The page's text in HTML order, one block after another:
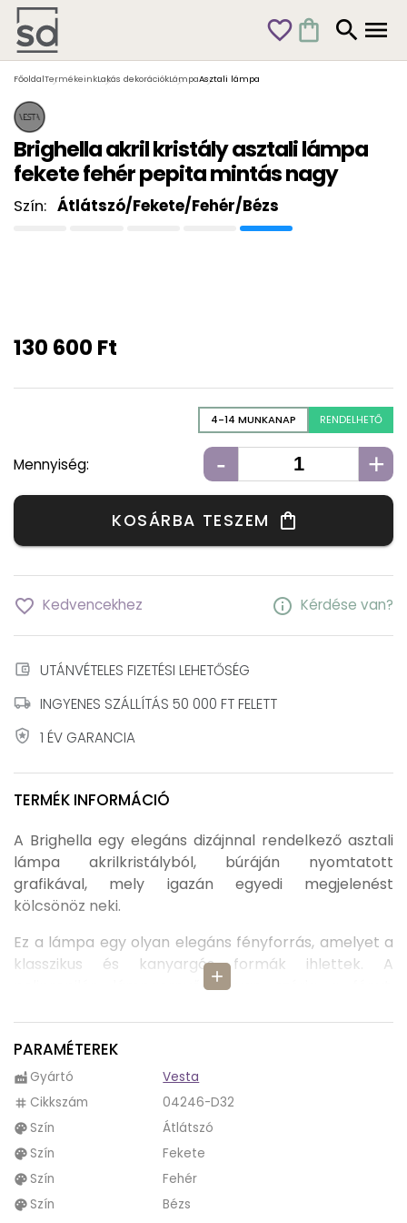
favorite_outline shopping_bag search menu
FőoldalTermékeinkLakás dekorációkLámpaAsztali lámpa
Brighella akril kristály asztali lámpa
fekete fehér pepita mintás nagy
130 600 Ft
Szín: Átlátszó/Fekete/Fehér/Bézs
4-14 MUNKANAP RENDELHETŐ
Mennyiség: - +
KOSÁRBA TESZEM shopping_bag
favorite_border Kedvencekhez info Kérdése van?
account_balance_wallet UTÁNVÉTELES FIZETÉSI LEHETŐSÉG
local_shipping INGYENES SZÁLLÍTÁS 50 000 FT FELETT
local_police 1 ÉV GARANCIA
TERMÉK INFORMÁCIÓ
add
A Brighella egy elegáns dizájnnal rendelkező asztali
lámpa akrilkristályból, búráján nyomtatott
grafikával, mely igazán egyedi megjelenést
kölcsönöz neki.
Ez a lámpa egy olyan elegáns fényforrás, amelyet a
klasszikus és kanyargós formák ihlettek. A
polipropilén lámpaernyő lágyan szórja a fényt,
Garantáltan eredeti hangulattal díszíti fel
otthonunkat!
A Brighella asztali lámpa egyaránt lehet a hálószoba
vagy a nappali kiegészítője; ideális az éjjeliszekrényre
vagy egy kis asztalra a kanapé mellett.
Világítani eleganciával és némi szín hozzáadásával,
ez a Brighella különlegessége. A lámpaernyőre
PARAMÉTEREK
factory Gyártó Vesta
tag Cikkszám 04246-D32
palette Szín Átlátszó
palette Szín Fekete
palette Szín Fehér
palette Szín Bézs